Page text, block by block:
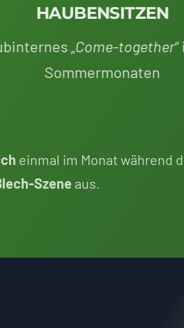
HAUBENSITZEN
„Come-together
Sommermonaten
einmal im Monat während
Szeneaus.